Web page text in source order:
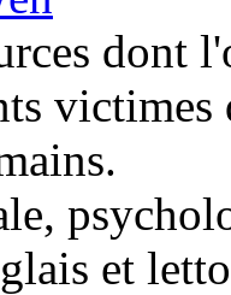
dont
et